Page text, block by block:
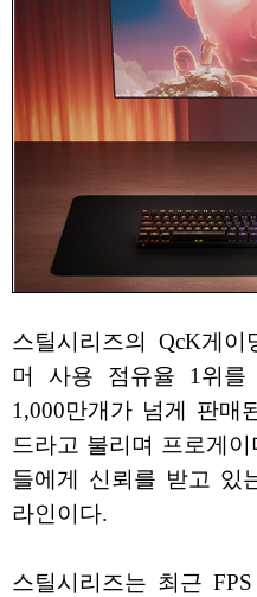
스틸시리즈의 QcK게이
머 사용 점유율 1위를
1,000만개가 넘게 판매
드라고 불리며 프로게
들에게 신뢰를 받고 있
라인이다.
스틸시리즈는 최근